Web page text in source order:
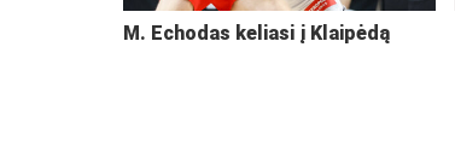
M. Echodas keliasi į Klaipėdą